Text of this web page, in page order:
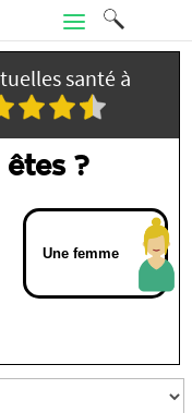
santé à
êtes ?
Une femme